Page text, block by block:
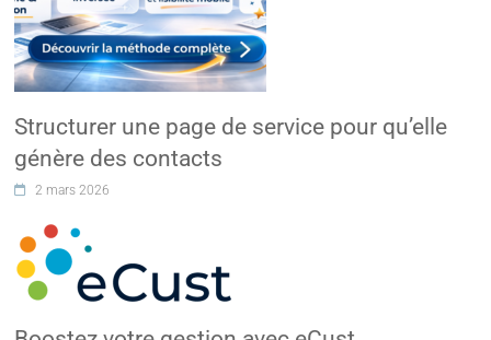
Structurer une page de service pour qu’elle
génère des contacts
2 mars 2026